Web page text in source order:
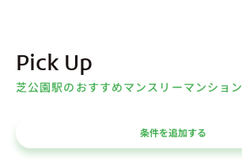
Pick Up
芝公園駅のおすすめマンスリーマンション
条件を追加する